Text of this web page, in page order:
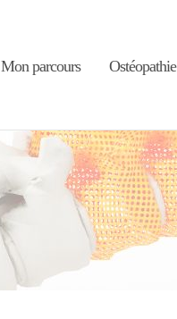
Mon parcours Ostéopathie